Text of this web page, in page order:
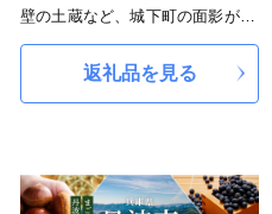
壁の土蔵など、城下町の面影が今
も残り、国の重要伝統的建造物群
保存地区の指定を受けている龍野
な風情や全国に誇れる産業を守り
続け、子どもたちの笑顔が輝くま
返礼品を見る